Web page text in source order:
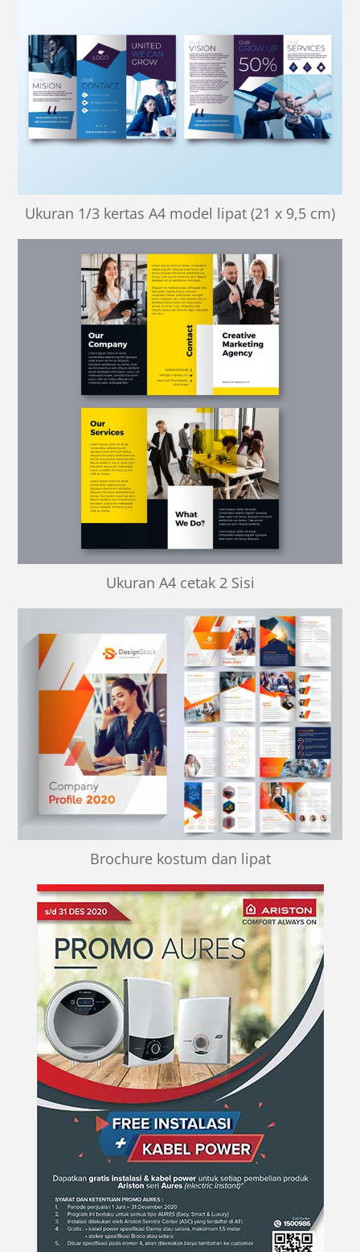
Ukuran 1/3 kertas A4 model lipat (21 x 9,5 cm)
Ukuran A4 cetak 2 Sisi
Brochure kostum dan lipat